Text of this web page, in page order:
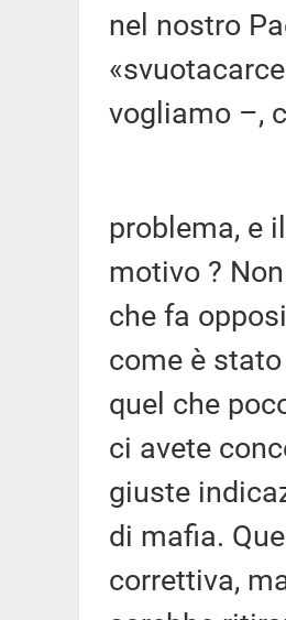
nel nostro
vogliamo –,
problema, e
motivo ?
che fa
come è
quel che
ci avete
giuste
di mafia.
correttiva,